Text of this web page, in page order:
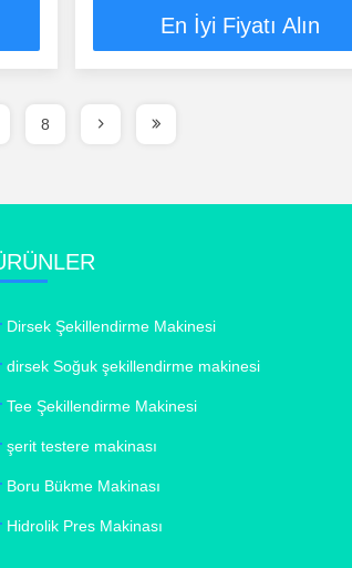
En İyi Fiyatı Alın
8
Dirsek Şekillendirme Makinesi
dirsek Soğuk şekillendirme makinesi
Tee Şekillendirme Makinesi
şerit testere makinası
Boru Bükme Makinası
Hidrolik Pres Makinası